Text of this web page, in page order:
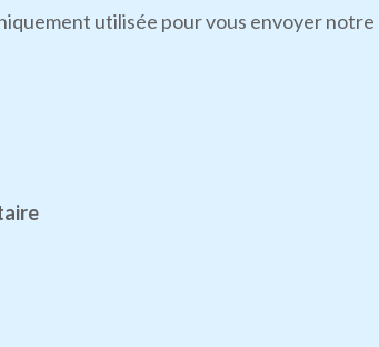
utilisée pour vous envoyer